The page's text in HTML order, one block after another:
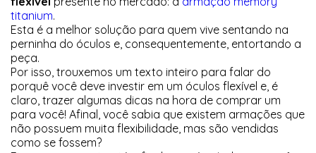
titanium.
Esta é a melhor solução para quem vive sentando na
perninha do óculos e, consequentemente, entortando a
peça.
Por isso, trouxemos um texto inteiro para falar do
porquê você deve investir em um óculos flexível e, é
claro, trazer algumas dicas na hora de comprar um
para você! Afinal, você sabia que existem armações que
não possuem muita flexibilidade, mas são vendidas
como se fossem?